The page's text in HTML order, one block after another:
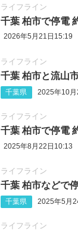
ライフライン
千葉 柏市で停電
2026年5月21日15:19
ライフライン
千葉 柏市と流山
千葉県 2025年10
ライフライン
千葉 柏市で停電
2025年8月22日10:13
ライフライン
千葉 柏市などで
千葉県 2025年5月
ライフライン